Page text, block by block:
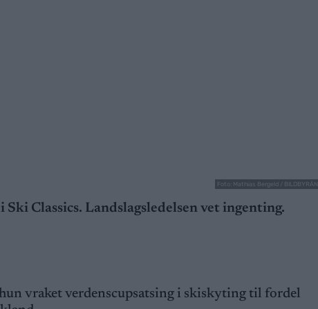
Foto: Mathias Bergeld / BILDBYRÅN
Classics. Landslagsledelsen vet ingenting.
vraket verdenscupsatsing i skiskyting til fordel